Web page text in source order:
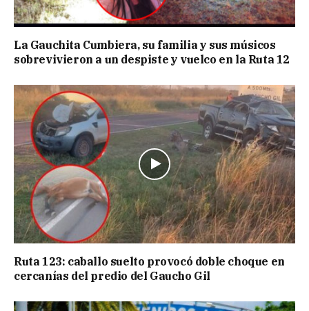
La Gauchita Cumbiera, su familia y sus músicos
sobrevivieron a un despiste y vuelco en la Ruta 12
Ruta 123: caballo suelto provocó doble choque en
cercanías del predio del Gaucho Gil